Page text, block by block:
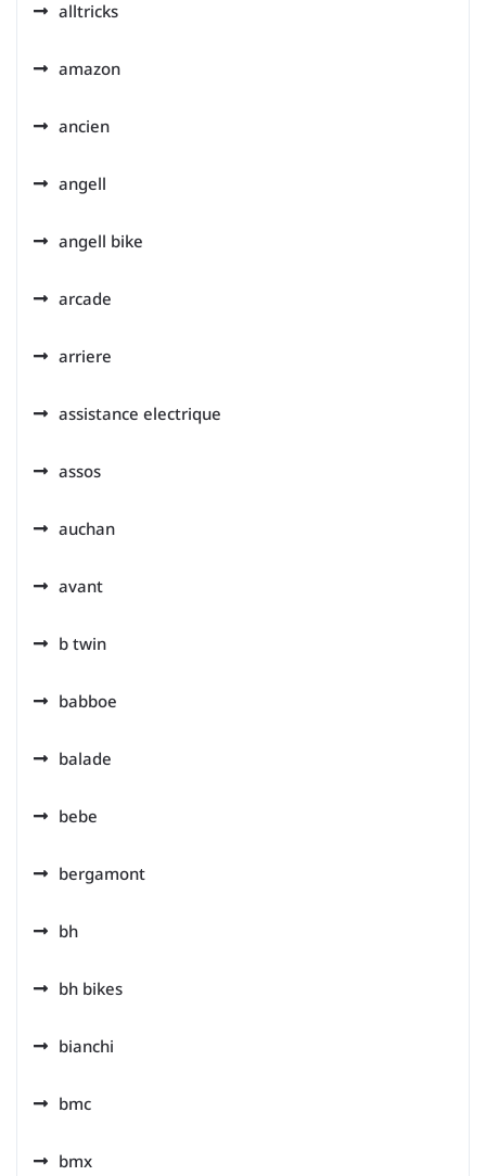
alltricks
amazon
ancien
angell
angell bike
arcade
arriere
assistance electrique
assos
auchan
avant
b twin
babboe
balade
bebe
bergamont
bh
bh bikes
bianchi
bmc
bmx